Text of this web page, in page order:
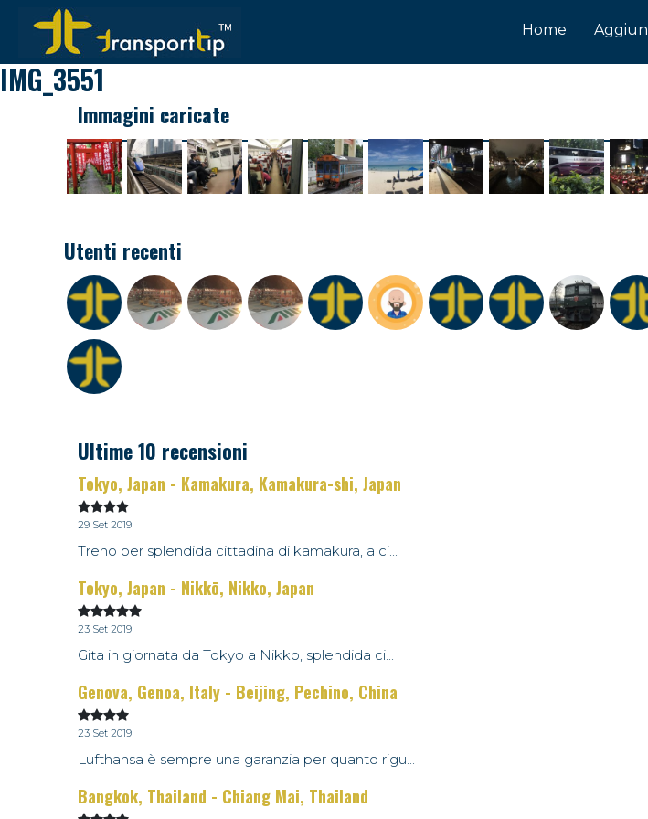
Home
IMG_3551
Immagini caricate
Utenti recenti
Ultime 10 recensioni
Tokyo, Japan - Kamakura, Kamakura-shi, Japan
29 Set 2019
Treno per splendida cittadina di kamakura, a ci...
Tokyo, Japan - Nikkō, Nikko, Japan
23 Set 2019
Gita in giornata da Tokyo a Nikko, splendida ci...
Genova, Genoa, Italy - Beijing, Pechino, China
23 Set 2019
Lufthansa è sempre una garanzia per quanto rigu...
Bangkok, Thailand - Chiang Mai, Thailand